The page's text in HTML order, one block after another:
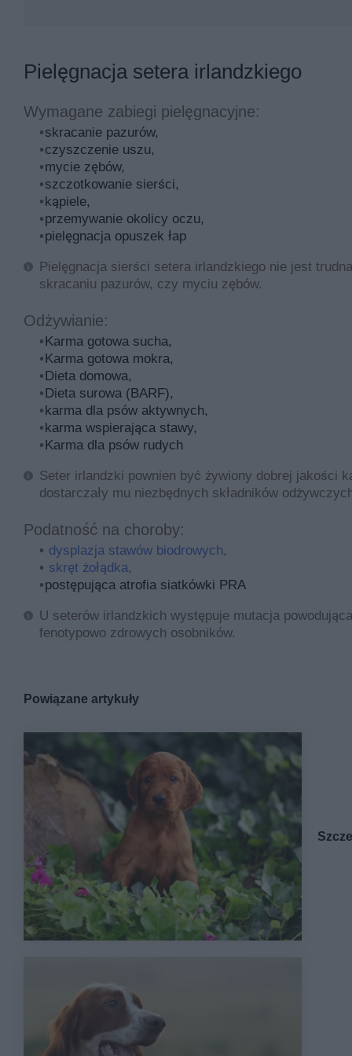
Pielęgnacja setera irlandzkiego
Wymagane zabiegi pielęgnacyjne:
skracanie pazurów,
czyszczenie uszu,
mycie zębów,
szczotkowanie sierści,
kąpiele,
przemywanie okolicy oczu,
pielęgnacja opuszek łap
Pielęgnacja sierści setera irlandzkiego nie jest
skracaniu pazurów, czy myciu zębów.
Odżywianie:
Karma gotowa sucha,
Karma gotowa mokra,
Dieta domowa,
Dieta surowa (BARF),
karma dla psów aktywnych,
karma wspierająca stawy,
Karma dla psów rudych
Seter irlandzki pownien być żywiony dobrej jakości
dostarczały mu niezbędnych składników
Podatność na choroby:
dysplazja stawów biodrowych,
skręt żołądka,
postępująca atrofia siatkówki PRA
U seterów irlandzkich występuje mutacja
fenotypowo zdrowych osobników.
Powiązane artykuły